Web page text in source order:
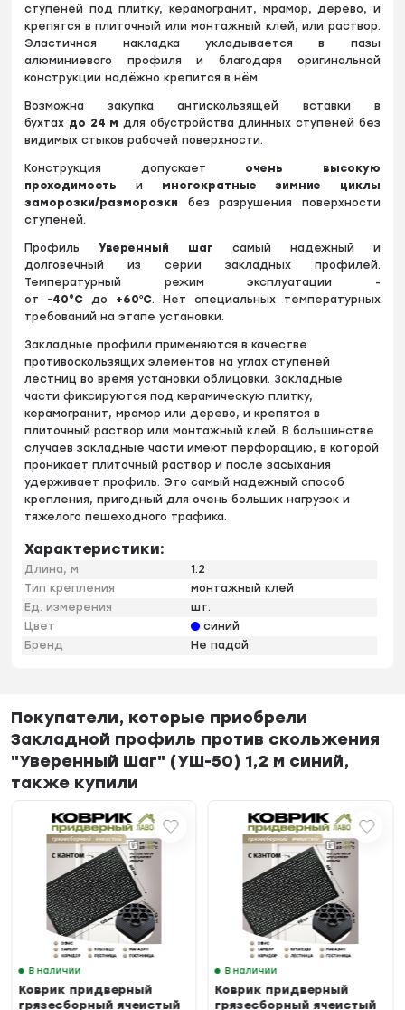
ступеней под плитку, керамогранит, мрамор, дерево, и
крепятся в плиточный или монтажный клей, или раствор.
Эластичная накладка укладывается в пазы
алюминиевого профиля и благодаря оригинальной
конструкции надёжно крепится в нём.
Возможна закупка антискользящей вставки в
бухтах до 24 м для обустройства длинных ступеней без
видимых стыков рабочей поверхности.
Конструкция допускает очень высокую
проходимость
и
многократные зимние циклы
заморозки/разморозки
без разрушения поверхности
ступеней.
ПрофильУверенный шаг самый надёжный и
долговечный из серии закладных профилей.
Температурный режим эксплуатации -
от -40°С до +60ºС. Нет специальных температурных
требований на этапе установки.
Закладные профили применяются в качестве
противоскользящих элементов на углах ступеней
лестниц во время установки облицовки. Закладные
части фиксируются под керамическую плитку,
керамогранит, мрамор или дерево, и крепятся в
плиточный раствор или монтажный клей. В большинстве
случаев закладные части имеют перфорацию, в которой
проникает плиточный раствор и после засыхания
удерживает профиль. Это самый надежный способ
крепления, пригодный для очень больших нагрузок и
тяжелого пешеходного трафика.
Характеристики:
Длина, м
1.2
Тип крепления
монтажный клей
Ед. измерения
шт.
Цвет
синий
Бренд
Не падай
Покупатели, которые приобрели
Закладной профиль против скольжения
"Уверенный Шаг" (УШ-50) 1,2 м синий,
также купили
В наличии
Коврик придверный
грязесборный ячеистый
В наличии
Коврик придверный
грязесборный ячеистый